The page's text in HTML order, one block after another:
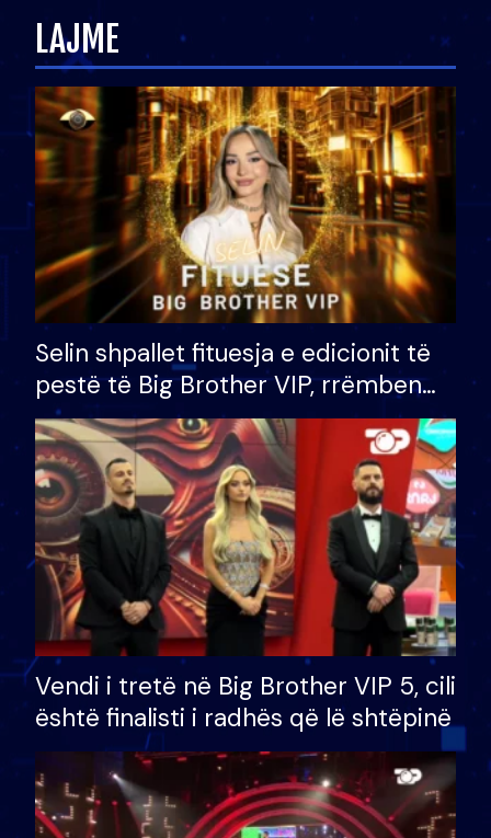
LAJME
Selin shpallet fituesja e edicionit të
pestë të Big Brother VIP, rrëmben
çmimin e madh prej 100 mijë eurosh
Vendi i tretë në Big Brother VIP 5, cili
është finalisti i radhës që lë shtëpinë